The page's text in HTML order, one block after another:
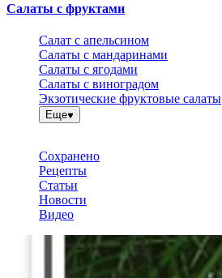
Салаты с фруктами
Салат с апельсином
Салаты с мандаринами
Салаты с ягодами
Салаты с виноградом
Экзотические фруктовые салаты
Еще
Сохранено
Рецепты
Статьи
Новости
Видео